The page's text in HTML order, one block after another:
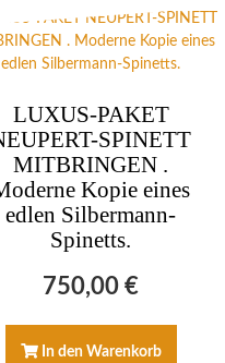
LUXUS-PAKET
SPINETT
MITBRINGEN .
Kopie eines
edlen Silbermann-
Spinetts.
750,00€
In den Warenkorb